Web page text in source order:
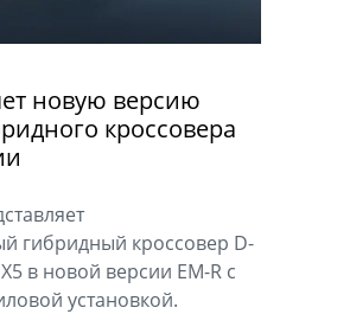
новую версию
кроссовера
гибридный кроссовер D-
в новой версии EM-R с
установкой.